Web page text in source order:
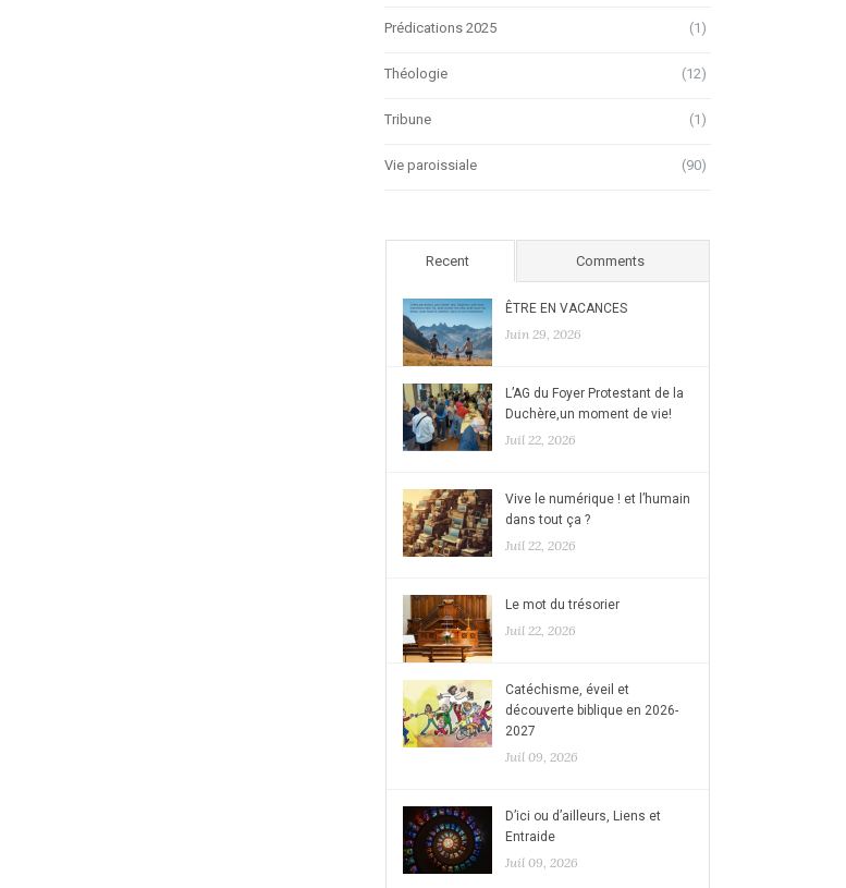
Prédications 2025 (1)
Théologie (12)
Tribune (1)
Vie paroissiale (90)
Recent Comments
ÊTRE EN VACANCES
Juin 29, 2026
L’AG du Foyer Protestant de la
Duchère,un moment de vie!
Juil 22, 2026
Vive le numérique ! et l’humain
dans tout ça ?
Juil 22, 2026
Le mot du trésorier
Juil 22, 2026
Catéchisme, éveil et
découverte biblique en 2026-
2027
Juil 09, 2026
D’ici ou d’ailleurs, Liens et
Entraide
Juil 09, 2026